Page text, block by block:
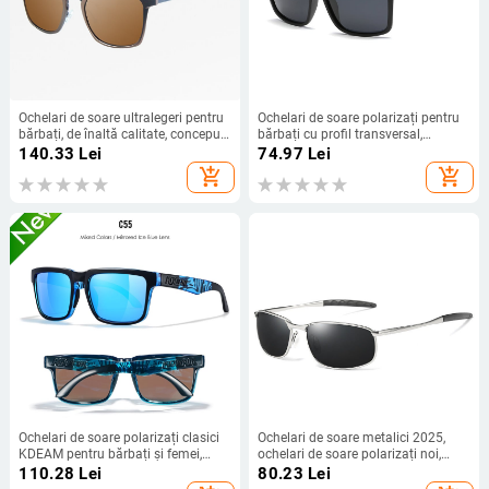
Ochelari de soare ultralegeri pentru
bărbați, de înaltă calitate, concepuți
pentru condus, vedere nocturnă,
140.33 Lei
add_shopping_cart
Ochelari de soare polarizați pentru
bărbați cu profil transversal,
ochelari de soare pătrați pentru
condus, ochelari de soare pentru
exterior, ochelari de soare sport cu
74.97 Lei
add_shopping_cart
Ochelari de soare polarizați clasici
KDEAM pentru bărbați și femei,
ochelari de conducere ultralegeri,
110.28 Lei
Ochelari de soare metalici 2025,
ochelari de soare polarizați noi,
ochelari de soare pentru bărbați,
80.23 Lei